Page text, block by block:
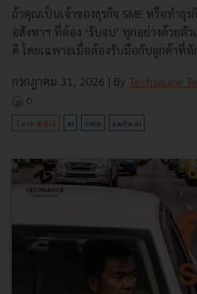
ถ้าคุณเป็นเจ้าของธุรกิจ SME หรือทำธุ
อสังหาฯ ที่ต้อง ‘รับจบ’ ทุกอย่างด้วยตั
ดี โดยเฉพาะเมื่อต้องรับมือกับลูกค้าที่ทัก
กรกฎาคม 31, 2026 | By Techsauce
0
Tech & Biz ai sme saifa-ai